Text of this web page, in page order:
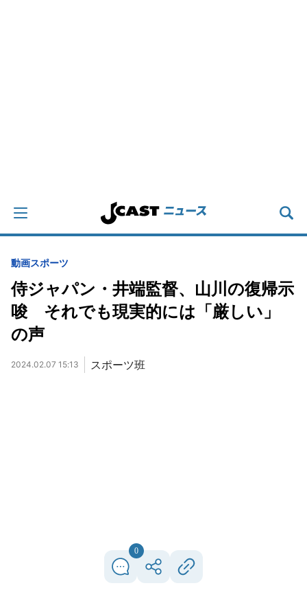
動画スポーツ
侍ジャパン・井端監督、山川の復帰示
唆 それでも現実的には「厳しい」
の声
2024.02.07 15:13 スポーツ班
0